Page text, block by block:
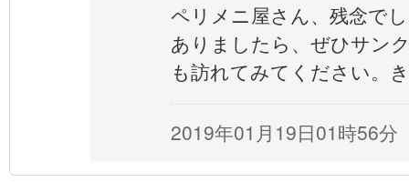
ペリメニ屋さん、残念で
ありましたら、ぜひサン
も訪れてみてください。
2019年01月19日01時56分